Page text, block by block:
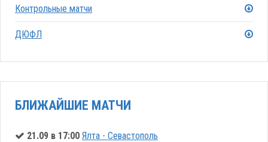
Контрольные матчи
ДЮФЛ
БЛИЖАЙШИЕ МАТЧИ
21.09 в 17:00 Ялта - Севастополь